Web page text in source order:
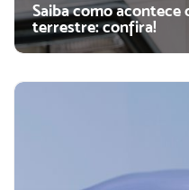
Saiba como
terrestre: confira!